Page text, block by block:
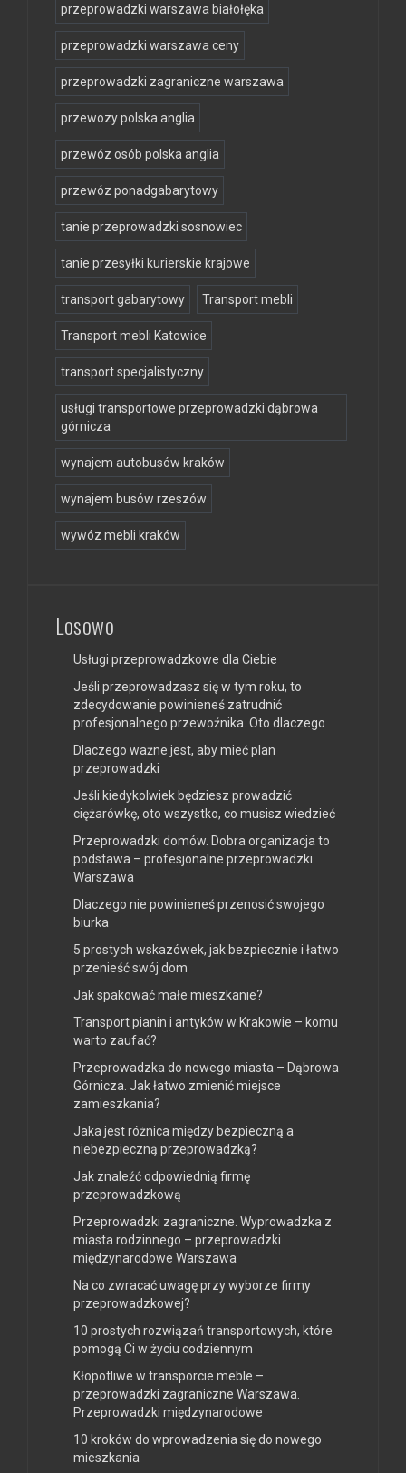
przeprowadzki warszawa białołęka
przeprowadzki warszawa ceny
przeprowadzki zagraniczne warszawa
przewozy polska anglia
przewóz osób polska anglia
przewóz ponadgabarytowy
tanie przeprowadzki sosnowiec
tanie przesyłki kurierskie krajowe
transport gabarytowy Transport mebli
Transport mebli Katowice
transport specjalistyczny
usługi transportowe przeprowadzki dąbrowa
górnicza
wynajem autobusów kraków
wynajem busów rzeszów
wywóz mebli kraków
Losowo
Usługi przeprowadzkowe dla Ciebie
Jeśli przeprowadzasz się w tym roku, to
zdecydowanie powinieneś zatrudnić
profesjonalnego przewoźnika. Oto dlaczego
Dlaczego ważne jest, aby mieć plan
przeprowadzki
Jeśli kiedykolwiek będziesz prowadzić
ciężarówkę, oto wszystko, co musisz wiedzieć
Przeprowadzki domów. Dobra organizacja to
podstawa – profesjonalne przeprowadzki
Warszawa
Dlaczego nie powinieneś przenosić swojego
biurka
5 prostych wskazówek, jak bezpiecznie i łatwo
przenieść swój dom
Jak spakować małe mieszkanie?
Transport pianin i antyków w Krakowie – komu
warto zaufać?
Przeprowadzka do nowego miasta – Dąbrowa
Górnicza. Jak łatwo zmienić miejsce
zamieszkania?
Jaka jest różnica między bezpieczną a
niebezpieczną przeprowadzką?
Jak znaleźć odpowiednią firmę
przeprowadzkową
Przeprowadzki zagraniczne. Wyprowadzka z
miasta rodzinnego – przeprowadzki
międzynarodowe Warszawa
Na co zwracać uwagę przy wyborze firmy
przeprowadzkowej?
10 prostych rozwiązań transportowych, które
pomogą Ci w życiu codziennym
Kłopotliwe w transporcie meble –
przeprowadzki zagraniczne Warszawa.
Przeprowadzki międzynarodowe
10 kroków do wprowadzenia się do nowego
mieszkania